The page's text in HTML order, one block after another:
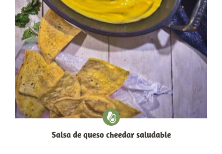
Salsa de queso cheedar saludable